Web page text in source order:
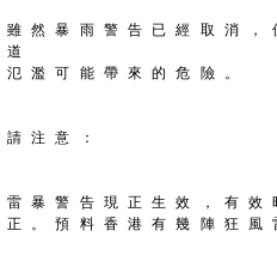
雖 然 暴 雨 警 告 已 經 取 消 ，
道
氾 濫 可 能 帶 來 的 危 險 。
請 注 意 ：
雷 暴 警 告 現 正 生 效 ， 有 效
正 。 預 料 香 港 有 幾 陣 狂 風